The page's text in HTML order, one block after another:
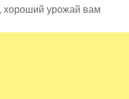
хороший урожай вам